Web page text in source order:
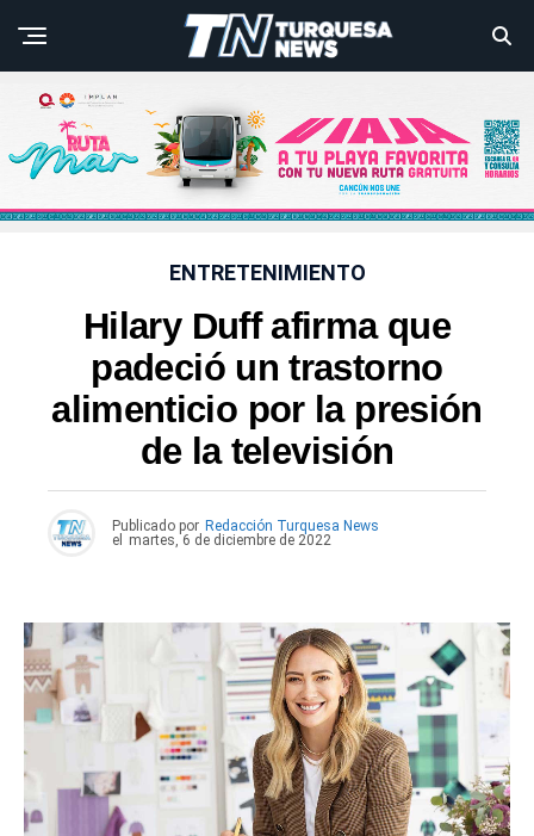
ENTRETENIMIENTO
Hilary Duff afirma que
padeció un trastorno
alimenticio por la presión
de la televisión
Publicado por Redacción Turquesa News
el
martes, 6 de diciembre de 2022